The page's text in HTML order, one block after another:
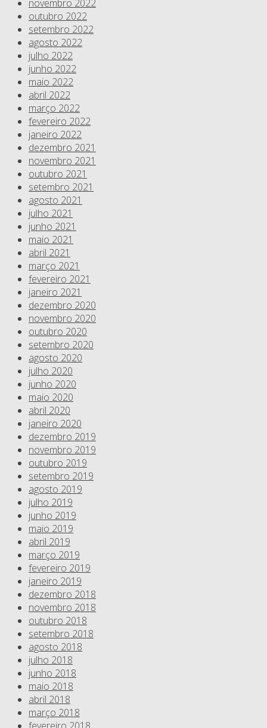
novembro 2022
outubro 2022
setembro 2022
agosto 2022
julho 2022
junho 2022
maio 2022
abril 2022
março 2022
fevereiro 2022
janeiro 2022
dezembro 2021
novembro 2021
outubro 2021
setembro 2021
agosto 2021
julho 2021
junho 2021
maio 2021
abril 2021
março 2021
fevereiro 2021
janeiro 2021
dezembro 2020
novembro 2020
outubro 2020
setembro 2020
agosto 2020
julho 2020
junho 2020
maio 2020
abril 2020
janeiro 2020
dezembro 2019
novembro 2019
outubro 2019
setembro 2019
agosto 2019
julho 2019
junho 2019
maio 2019
abril 2019
março 2019
fevereiro 2019
janeiro 2019
dezembro 2018
novembro 2018
outubro 2018
setembro 2018
agosto 2018
julho 2018
junho 2018
maio 2018
abril 2018
março 2018